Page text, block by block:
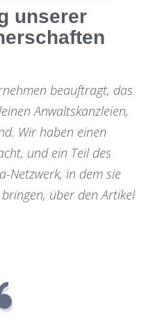
unserer
beauftragt, das
Anwaltskanzleien,
Wir haben einen
und ein Teil des
Netzwerk, in dem sie
über den Artikel